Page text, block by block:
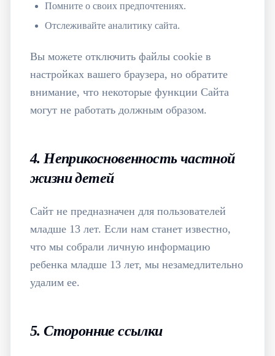
Помните о своих предпочтениях.
Отслеживайте аналитику сайта.
Вы можете отключить файлы cookie в
настройках вашего браузера, но обратите
внимание, что некоторые функции Сайта
могут не работать должным образом.
4. Неприкосновенность частной
жизни детей
Сайт не предназначен для пользователей
младше 13 лет. Если нам станет известно,
что мы собрали личную информацию
ребенка младше 13 лет, мы незамедлительно
удалим ее.
5. Сторонние ссылки